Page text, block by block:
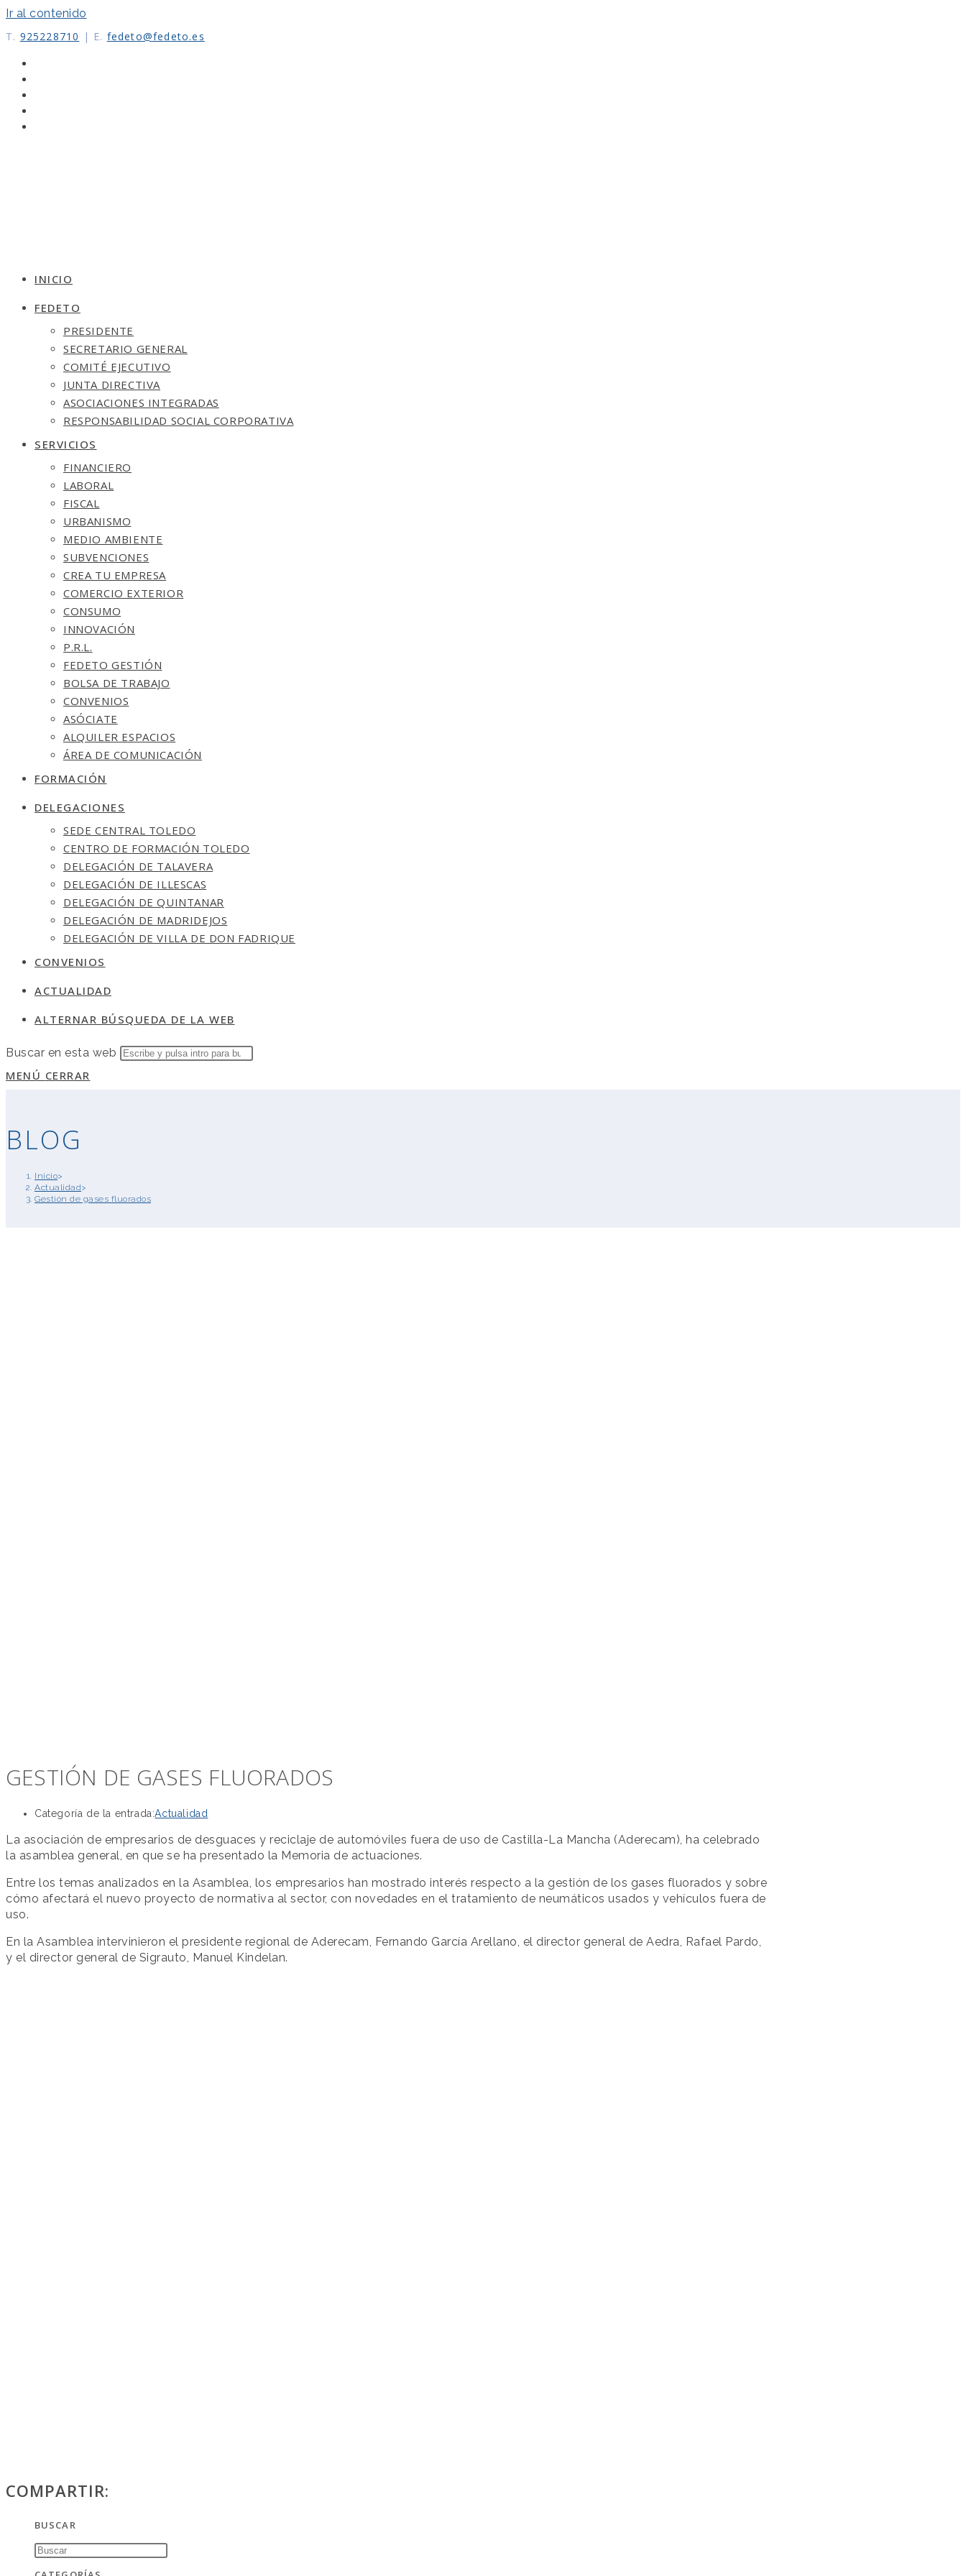
Ir al contenido
T. 925228710 | E. fedeto@fedeto.es
INICIO
FEDETO
PRESIDENTE
SECRETARIO GENERAL
COMITÉ EJECUTIVO
JUNTA DIRECTIVA
ASOCIACIONES INTEGRADAS
RESPONSABILIDAD SOCIAL CORPORATIVA
SERVICIOS
FINANCIERO
LABORAL
FISCAL
URBANISMO
MEDIO AMBIENTE
SUBVENCIONES
CREA TU EMPRESA
COMERCIO EXTERIOR
CONSUMO
INNOVACIÓN
P.R.L.
FEDETO GESTIÓN
BOLSA DE TRABAJO
CONVENIOS
ASÓCIATE
ALQUILER ESPACIOS
ÁREA DE COMUNICACIÓN
FORMACIÓN
DELEGACIONES
SEDE CENTRAL TOLEDO
CENTRO DE FORMACIÓN TOLEDO
DELEGACIÓN DE TALAVERA
DELEGACIÓN DE ILLESCAS
DELEGACIÓN DE QUINTANAR
DELEGACIÓN DE MADRIDEJOS
DELEGACIÓN DE VILLA DE DON FADRIQUE
CONVENIOS
ACTUALIDAD
ALTERNAR BÚSQUEDA DE LA WEB
Buscar en esta web
MENÚ CERRAR
BLOG
Inicio>
Actualidad>
Gestión de gases fluorados
GESTIÓN DE GASES FLUORADOS
Categoría de la entrada:Actualidad
La asociación de empresarios de desguaces y reciclaje de automóviles fuera de uso de Castilla-La Mancha (Aderecam), ha celebrado
la asamblea general, en que se ha presentado la Memoria de actuaciones.
Entre los temas analizados en la Asamblea, los empresarios han mostrado interés respecto a la gestión de los gases fluorados y sobre
cómo afectará el nuevo proyecto de normativa al sector, con novedades en el tratamiento de neumáticos usados y vehículos fuera de
uso.
En la Asamblea intervinieron el presidente regional de Aderecam, Fernando García Arellano, el director general de Aedra, Rafael Pardo,
y el director general de Sigrauto, Manuel Kindelan.
COMPARTIR:
BUSCAR